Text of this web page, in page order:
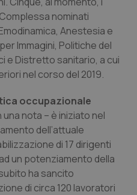
nominati
Anestesia e
Immagini, Politiche del
e Distretto sanitario, a cui
nel corso del 2019.
occupazionale
una nota – è iniziato nel
dell’attuale
di 17 dirigenti
un potenziamento della
ha sancito
di circa 120 lavoratori